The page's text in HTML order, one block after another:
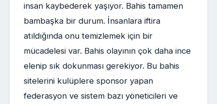
insan kaybederek yaşıyor. Bahis tamamen
bambaşka bir durum. İnsanlara iftira
atıldığında onu temizlemek için bir
mücadelesi var. Bahis olayının çok daha ince
elenip sık dokunması gerekiyor. Bu bahis
sitelerini kulüplere sponsor yapan
federasyon ve sistem bazı yöneticileri ve